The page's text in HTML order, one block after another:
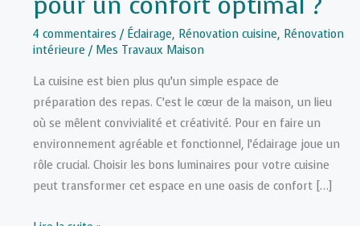
4 commentaires / Éclairage, Rénovation cuisine, Rénovation
intérieure / Mes Travaux Maison
La cuisine est bien plus qu’un simple espace de
préparation des repas. C’est le cœur de la maison, un lieu
où se mêlent convivialité et créativité. Pour en faire un
environnement agréable et fonctionnel, l’éclairage joue un
rôle crucial. Choisir les bons luminaires pour votre cuisine
peut transformer cet espace en une oasis de confort […]